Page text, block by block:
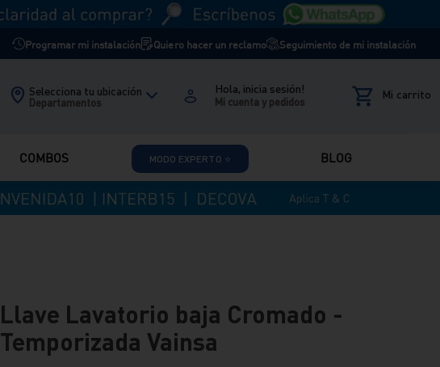
Programar mi instalación Quiero hacer un reclamo Seguimiento de mi instalación
Selecciona tu ubicación
Departamentos
Hola, inicia sesión!
COMBOS MODO EXPERTO ⭐ BLOG
Llave Lavatorio baja Cromado -
Temporizada Vainsa